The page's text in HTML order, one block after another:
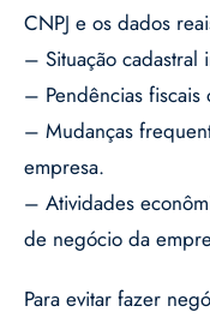
CNPJ e os dados
– Situação cadastral
– Pendências
– Mudanças
empresa.
– Atividades
de negócio da
Para evitar fazer